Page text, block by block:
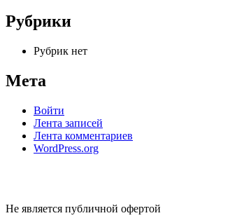
Рубрики
Рубрик нет
Мета
Войти
Лента записей
Лента комментариев
WordPress.org
Не является публичной офертой